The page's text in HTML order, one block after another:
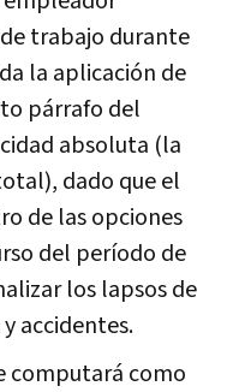
trabajo durante
la aplicación de
párrafo del
absoluta (la
dado que el
de las opciones
del período de
los lapsos de
accidentes.
computará como